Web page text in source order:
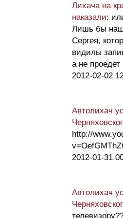
Лихача на
наказали:
Лишь бы
Сергея,
видилы
а не
2012-02-02
Автолихач
http://
2012-01-31
Автолихач